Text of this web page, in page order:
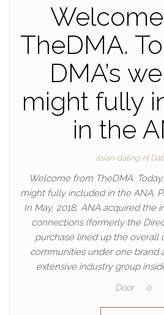
TheDMA.
DMA’s
might fully
in the
asian-dating-nl
Welcome from TheDMA.
might fully included in the ANA.
In May, 2018, ANA acquired the
connections (formerly the
purchase lined up the overall
communities under one brand
extensive industry group
Door 0